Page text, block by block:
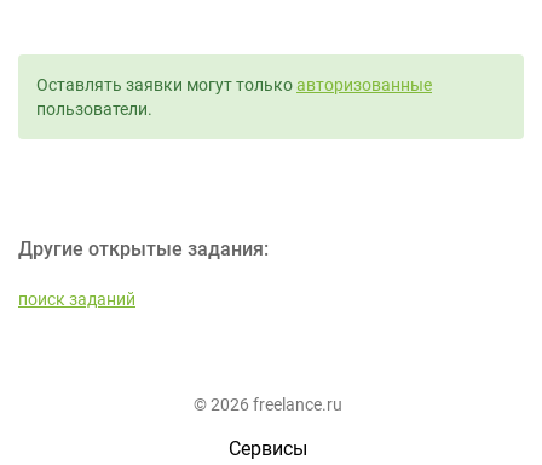
Оставлять заявки могут толькоавторизованные
пользователи.
Другие открытые задания:
поиск заданий
© 2026 freelance.ru
Сервисы